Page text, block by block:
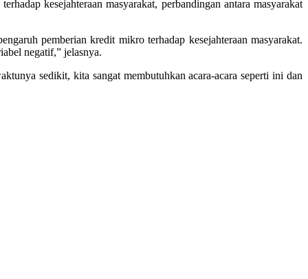
kesejahteraan masyarakat, perbandingan antara masyarakat
pemberian kredit mikro terhadap kesejahteraan masyarakat.
negatif,” jelasnya.
sedikit, kita sangat membutuhkan acara-acara seperti ini dan